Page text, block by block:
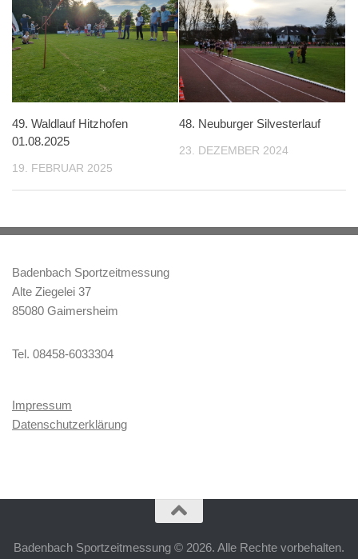
49. Waldlauf Hitzhofen
01.08.2025
19. FEBRUAR 2025
48. Neuburger Silvesterlauf
23. DEZEMBER 2024
Badenbach Sportzeitmessung
Alte Ziegelei 37
85080 Gaimersheim
Tel. 08458-6033304
Impressum
Datenschutzerklärung
Badenbach Sportzeitmessung © 2026. Alle Rechte vorbehalten.